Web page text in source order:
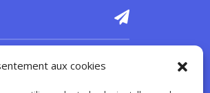
aux cookies
mensuelle